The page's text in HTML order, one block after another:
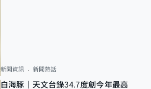
新聞資訊 新聞熱話
白海豚｜天文台錄34.7度創今年最高